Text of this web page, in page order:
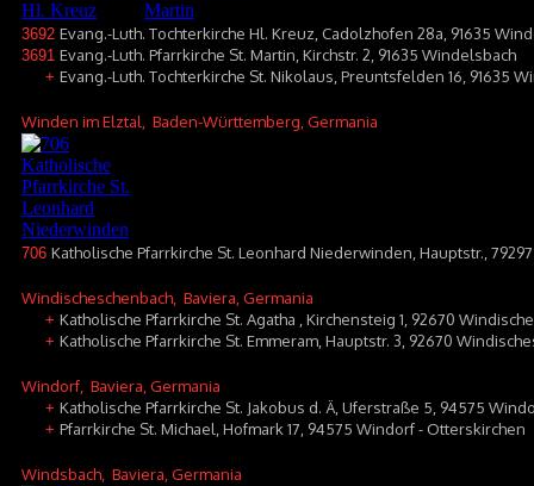
3692 Evang.-Luth. Tochterkirche Hl. Kreuz, Cadolzhofen 28a, 91635
3691 Evang.-Luth. Pfarrkirche St. Martin, Kirchstr. 2, 91635 Windelsbach
+ Evang.-Luth. Tochterkirche St. Nikolaus, Preuntsfelden 16, 91635
Winden im Elztal , Baden-Württemberg, Germania
706 Katholische Pfarrkirche St. Leonhard Niederwinden, Hauptstr.,
Windischeschenbach , Baviera, Germania
+ Katholische Pfarrkirche St. Agatha , Kirchensteig 1, 92670
+ Katholische Pfarrkirche St. Emmeram, Hauptstr. 3, 92670
Windorf , Baviera, Germania
+ Katholische Pfarrkirche St. Jakobus d. Ä, Uferstraße 5, 94575
+ Pfarrkirche St. Michael, Hofmark 17, 94575 Windorf - Otterskirchen
Windsbach , Baviera, Germania